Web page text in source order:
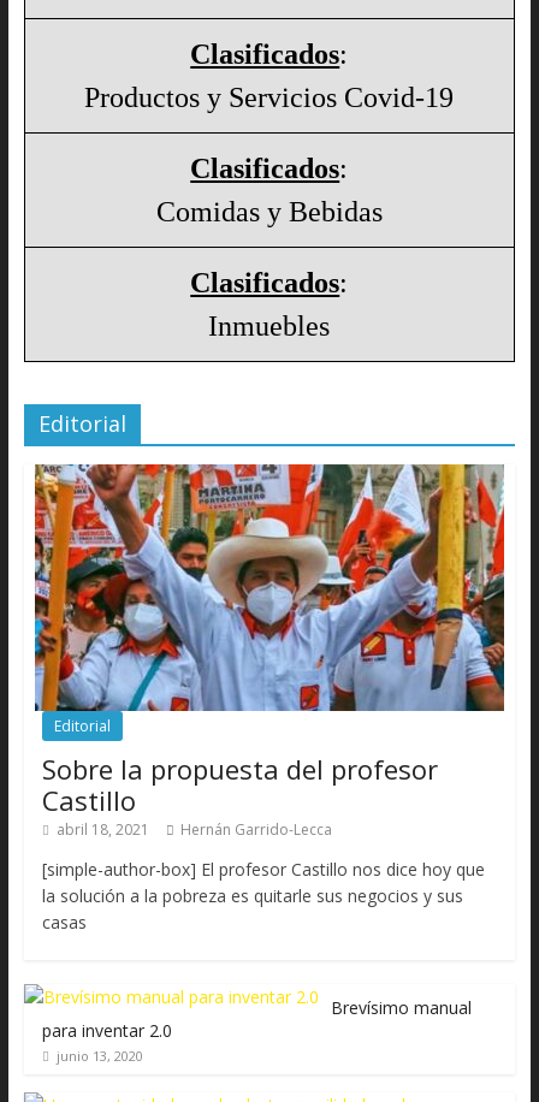
Clasificados:
Productos y Servicios Covid-19
Clasificados:
Comidas y Bebidas
Clasificados:
Inmuebles
Editorial
Editorial
Sobre la propuesta del profesor
Castillo
abril 18, 2021 Hernán Garrido-Lecca
[simple-author-box] El profesor Castillo nos dice hoy que
la solución a la pobreza es quitarle sus negocios y sus
casas
Brevísimo manual
para inventar 2.0
junio 13, 2020